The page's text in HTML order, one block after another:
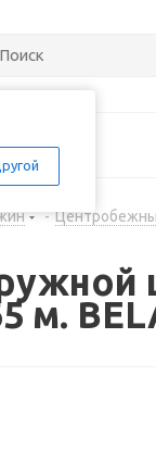
Доставка
-
м.